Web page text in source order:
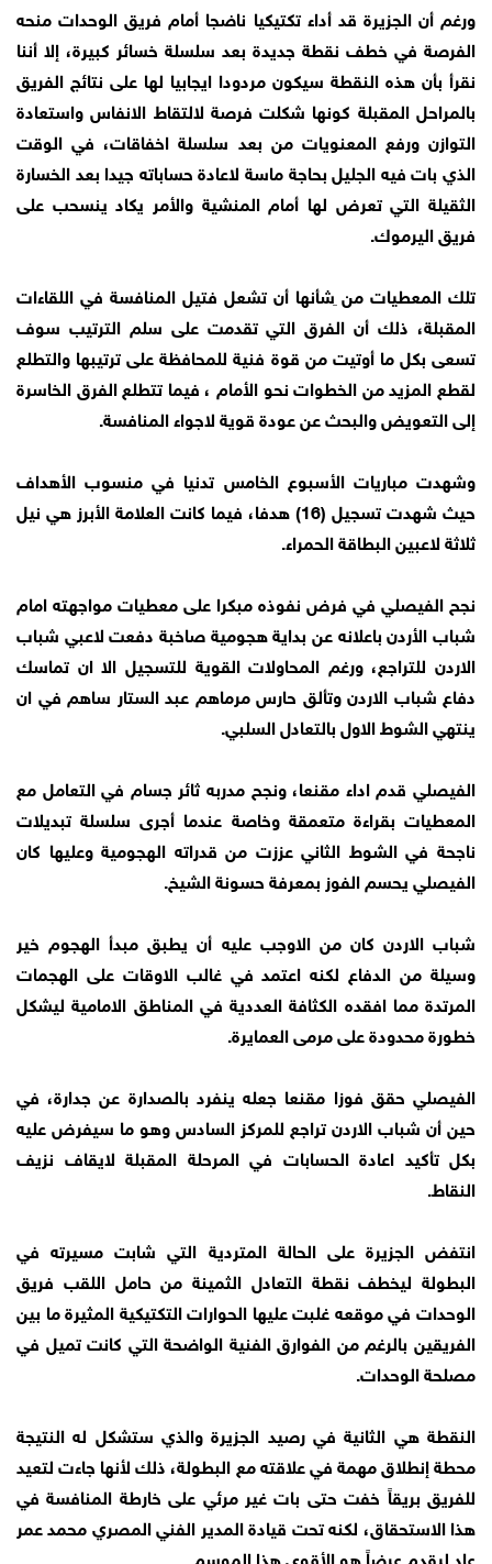
ورغم أن الجزيرة قد أداء تكتيكيا ناضجا أمام فريق الوحدات منحه
الفرصة في خطف نقطة جديدة بعد سلسلة خسائر كبيرة، إلا أننا
نقرأ بأن هذه النقطة سيكون مردودا ايجابيا لها على نتائج الفريق
بالمراحل المقبلة كونها شكلت فرصة لالتقاط الانفاس واستعادة
التوازن ورفع المعنويات من بعد سلسلة اخفاقات، في الوقت
الذي بات فيه الجليل بحاجة ماسة لاعادة حساباته جيدا بعد الخسارة
الثقيلة التي تعرض لها أمام المنشية والأمر يكاد ينسحب على
فريق اليرموك.
تلك المعطيات من ِشأنها أن تشعل فتيل المنافسة في اللقاءات
المقبلة، ذلك أن الفرق التي تقدمت على سلم الترتيب سوف
تسعى بكل ما أوتيت من قوة فنية للمحافظة على ترتيبها والتطلع
لقطع المزيد من الخطوات نحو الأمام ، فيما تتطلع الفرق الخاسرة
إلى التعويض والبحث عن عودة قوية لاجواء المنافسة.
وشهدت مباريات الأسبوع الخامس تدنيا في منسوب الأهداف
حيث شهدت تسجيل (16) هدفا، فيما كانت العلامة الأبرز هي نيل
ثلاثة لاعبين البطاقة الحمراء.
نجح الفيصلي في فرض نفوذه مبكرا على معطيات مواجهته امام
شباب الأردن باعلانه عن بداية هجومية صاخبة دفعت لاعبي شباب
الاردن للتراجع، ورغم المحاولات القوية للتسجيل الا ان تماسك
دفاع شباب الاردن وتألق حارس مرماهم عبد الستار ساهم في ان
ينتهي الشوط الاول بالتعادل السلبي.
الفيصلي قدم اداء مقنعا، ونجح مدربه ثائر جسام في التعامل مع
المعطيات بقراءة متعمقة وخاصة عندما أجرى سلسلة تبديلات
ناجحة في الشوط الثاني عززت من قدراته الهجومية وعليها كان
الفيصلي يحسم الفوز بمعرفة حسونة الشيخ.
شباب الاردن كان من الاوجب عليه أن يطبق مبدأ الهجوم خير
وسيلة من الدفاع لكنه اعتمد في غالب الاوقات على الهجمات
المرتدة مما افقده الكثافة العددية في المناطق الامامية ليشكل
خطورة محدودة على مرمى العمايرة.
الفيصلي حقق فوزا مقنعا جعله ينفرد بالصدارة عن جدارة، في
حين أن شباب الاردن تراجع للمركز السادس وهو ما سيفرض عليه
بكل تأكيد اعادة الحسابات في المرحلة المقبلة لايقاف نزيف
النقاط.
انتفض الجزيرة على الحالة المتردية التي شابت مسيرته في
البطولة ليخطف نقطة التعادل الثمينة من حامل اللقب فريق
الوحدات في موقعه غلبت عليها الحوارات التكتيكية المثيرة ما بين
الفريقين بالرغم من الفوارق الفنية الواضحة التي كانت تميل في
مصلحة الوحدات.
النقطة هي الثانية في رصيد الجزيرة والذي ستشكل له النتيجة
محطة إنطلاق مهمة في علاقته مع البطولة، ذلك لأنها جاءت لتعيد
للفريق بريقاً خفت حتى بات غير مرئي على خارطة المنافسة في
هذا الاستحقاق، لكنه تحت قيادة المدير الفني المصري محمد عمر
عاد ليقدم عرضاً هو الأقوى هذا الموسم.